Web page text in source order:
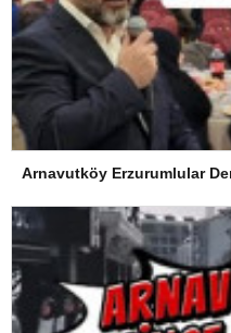
Arnavutköy Erzurumlular